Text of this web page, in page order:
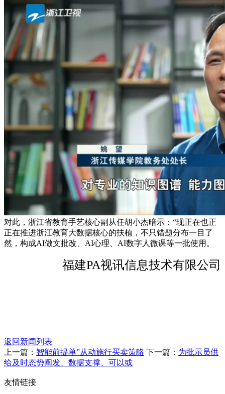
对此，浙江省教育手艺核心副从任胡小杰暗示：“现正在也正
正在推进浙江教育大数据核心的扶植，不只错题分布一目了
然，构成AI做文批改、AI心理、AI数字人微课等一批使用。
福建PA视讯信息技术有限公司
返回新闻列表
上一篇： 智能前提单”从动施行买卖策略 下一篇： 为批示员供
给及时态势阐发、数据支撑、可以或
友情链接